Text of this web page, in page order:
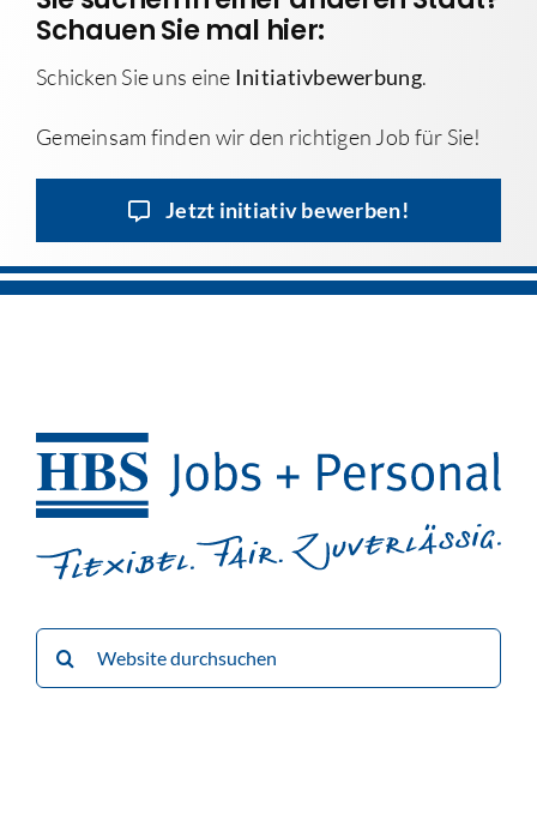
Schauen Sie mal hier:
Schicken Sie uns eine Initiativbewerbung.
Gemeinsam finden wir den richtigen Job für Sie!
Jetzt initiativ bewerben!
Suche
nach: